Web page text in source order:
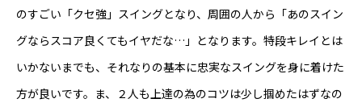
のすごい「クセ強」スイングとなり、周囲の人から「あのスイン
グならスコア良くてもイヤだな…」となります。特段キレイとは
いかないまでも、それなりの基本に忠実なスイングを身に着けた
方が良いです。ま、２人も上達の為のコツは少し掴めたはずなの